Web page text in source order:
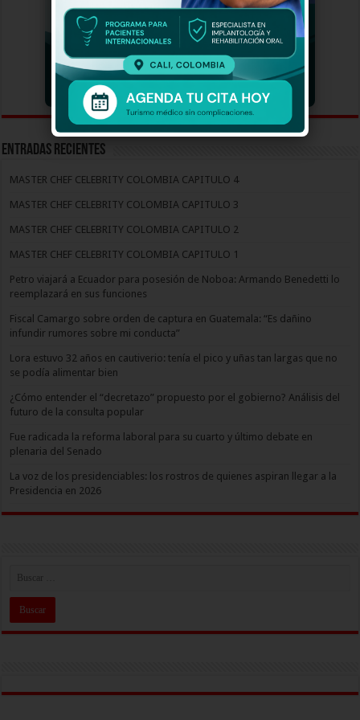
Entradas recientes
MASTER CHEF CELEBRITY COLOMBIA CAPITULO 4
MASTER CHEF CELEBRITY COLOMBIA CAPITULO 3
MASTER CHEF CELEBRITY COLOMBIA CAPITULO 2
MASTER CHEF CELEBRITY COLOMBIA CAPITULO 1
Petro viajará a Ecuador para posesión de Noboa: Armando Benedetti lo
reemplazará en sus funciones
Fiscal Camargo sobre orden de captura en Guatemala: “Es dañino
infundir rumores sobre mi conducta”
Lora estuvo 32 años en cautiverio: tenía el pico y uñas tan largas que no
se podía alimentar bien
¿Cómo entender el “decretazo” propuesto por el gobierno? Análisis del
futuro de la consulta popular
Fue radicada la reforma laboral para su cuarto y último debate en
plenaria del Senado
La voz de los presidenciables: los rostros de quienes aspiran llegar a la
Presidencia en 2026